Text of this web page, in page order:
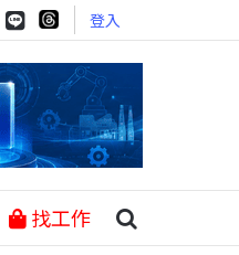
登入
找工作